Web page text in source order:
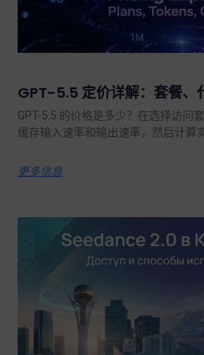
GPT-5.5 定价详解：套餐、
GPT-5.5 的价格是多少？在选择访问
缓存输入速率和输出速率，然后计算
更多信息